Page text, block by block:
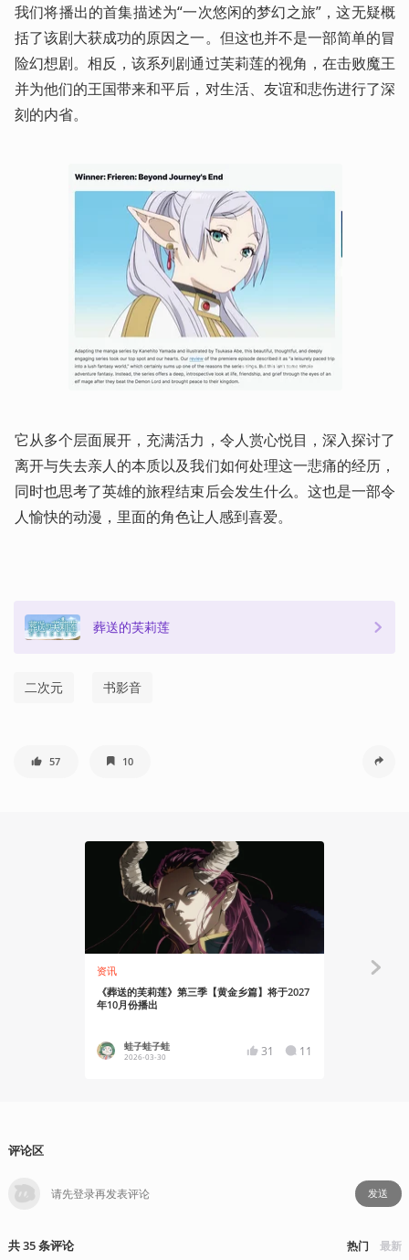
我们将播出的首集描述为“一次悠闲的梦幻之旅”，这无疑概
括了该剧大获成功的原因之一。但这也并不是一部简单的冒
险幻想剧。相反，该系列剧通过芙莉莲的视角，在击败魔王
并为他们的王国带来和平后，对生活、友谊和悲伤进行了深
刻的内省。
它从多个层面展开，充满活力，令人赏心悦目，深入探讨了
离开与失去亲人的本质以及我们如何处理这一悲痛的经历，
同时也思考了英雄的旅程结束后会发生什么。这也是一部令
人愉快的动漫，里面的角色让人感到喜爱。
葬送的芙莉莲
二次元 书影音
57 10
资讯
《葬送的芙莉莲》第三季【黄金乡篇】将于2027
年10月份播出
蛙子蛙子蛙
2026-03-30 31 11
评论区
发送
共35条评论 热门 最新